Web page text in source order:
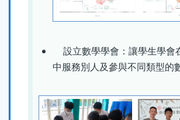
設立數學學會：讓學生學會
中服務別人及參與不同類型的